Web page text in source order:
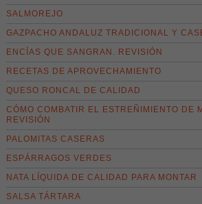
SALMOREJO
GAZPACHO ANDALUZ TRADICIONAL Y
ENCÍAS QUE SANGRAN. REVISIÓN
RECETAS DE APROVECHAMIENTO
QUESO RONCAL DE CALIDAD
CÓMO COMBATIR EL ESTREÑIMIENTO DE
REVISIÓN
PALOMITAS CASERAS
ESPÁRRAGOS VERDES
NATA LÍQUIDA DE CALIDAD PARA MONTAR
SALSA TÁRTARA